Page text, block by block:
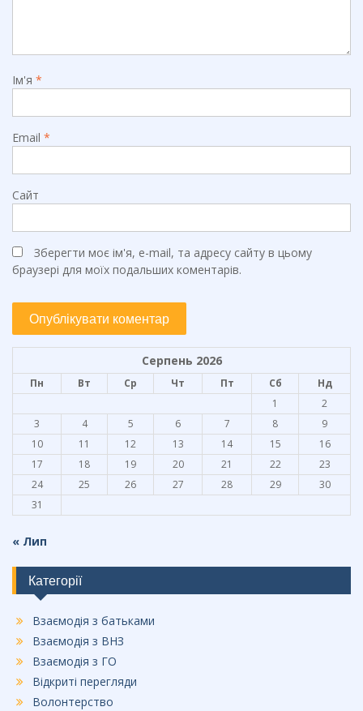
Ім'я *
Email *
Сайт
Зберегти моє ім'я, e-mail, та адресу сайту в цьому
браузері для моїх подальших коментарів.
Серпень 2026
Пн Вт Ср Чт Пт Сб
Нд
1
2
3
4 5 6 7 8
9
10
11 12 13 14 15
16
17
18 19 20 21 22
23
24
25 26 27 28 29
30
31
« Лип
Категорії
Взаємодія з батьками
Взаємодія з ВНЗ
Взаємодія з ГО
Відкриті перегляди
Волонтерство